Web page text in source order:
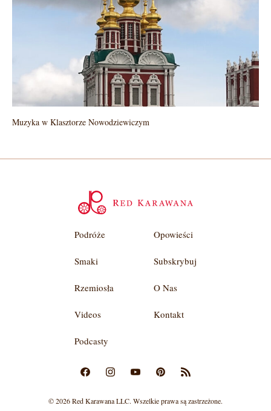
Muzyka w Klasztorze Nowodziewiczym
Podróże Opowieści
Smaki Subskrybuj
Rzemiosła O Nas
Videos Kontakt
Podcasty
© 2026 Red Karawana LLC. Wszelkie prawa są zastrzeżone.